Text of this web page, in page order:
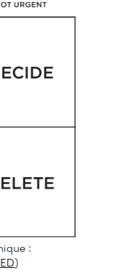
:
)